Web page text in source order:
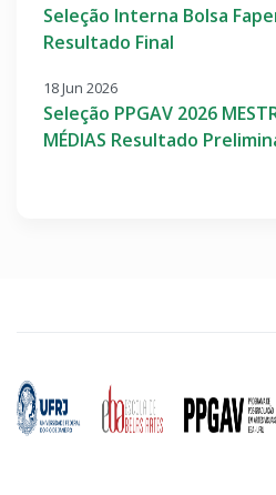
Seleção Interna Bolsa
Resultado Final
18 Jun 2026
Seleção PPGAV 2026
MÉDIAS Resultado